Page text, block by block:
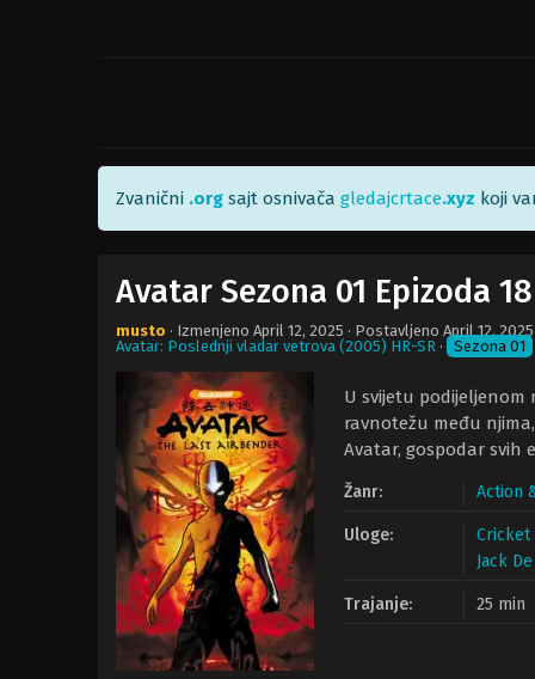
Zvanični .org sajt osnivača gledajcrtace.xyz koji
Avatar Sezona 01 Epizoda 18
musto · Izmenjeno April 12, 2025 · Postavljeno April 12, 2025
Avatar: Poslednji vladar vetrova (2005) HR-SR · Sezona 01
U svijetu podijeljenom
ravnotežu među
Avatar, gospodar svih
Žanr: Action
Uloge: Cricket
Jack
Trajanje: 25 min